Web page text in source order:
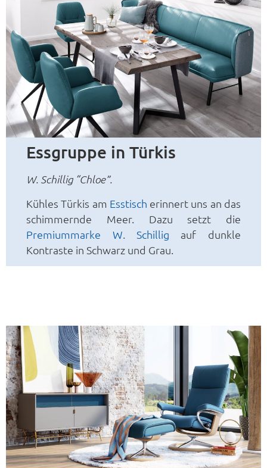
Essgruppe in Türkis
W. Schillig “Chloe”.
Kühles Türkis am Esstisch erinnert uns an das
schimmernde Meer. Dazu setzt die
Premiummarke W. Schillig auf dunkle
Kontraste in Schwarz und Grau.